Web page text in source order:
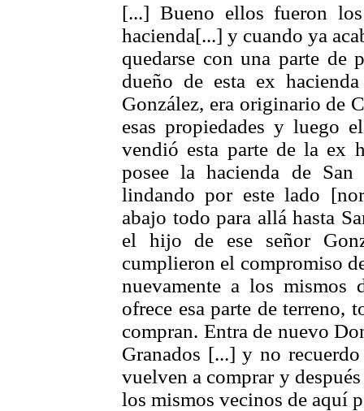
[...] Bueno ellos fueron
hacienda[...] y cuando ya
quedarse con una parte de
dueño de esta ex
González, era originario de
esas propiedades y luego
vendió esta parte de la ex
posee la hacienda de
lindando por este lado
abajo todo para allá hasta
el hijo de ese señor
cumplieron el compromiso
nuevamente a los mismos
ofrece esa parte de
compran. Entra de nuevo
Granados [...] y no
vuelven a comprar y
los mismos vecinos de aquí